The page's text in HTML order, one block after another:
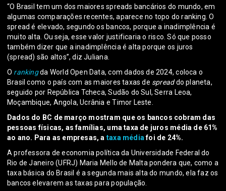
“O Brasil tem um dos maiores spreads bancários do mundo, em
algumas comparações recentes, aparece no topo do ranking. O
spread é elevado, segundo os bancos, porque a inadimplência é
muito alta. Ou seja, esse valor justificaria o risco. Só que posso
também dizer que a inadimplência é alta porque os juros
(spread) são altos”, diz Juliana.
O rankingda World Open Data, com dados de 2024, coloca o
Brasil como o país com as maiores taxas de spreaddo planeta,
seguido por República Tcheca, Sudão do Sul, Serra Leoa,
Moçambique, Angola, Ucrânia e Timor Leste.
Dados do BC de março mostram que os bancos cobram das
pessoas físicas, as famílias, uma taxa de juros média de 61%
ao ano. Para as empresas, a taxa médiafoi de 24%.
A professora de economia política da Universidade Federal do
Rio de Janeiro (UFRJ) Maria Mello de Malta pondera que, como a
taxa básica do Brasil é a segunda mais alta do mundo, ela faz os
bancos elevarem as taxas para população.